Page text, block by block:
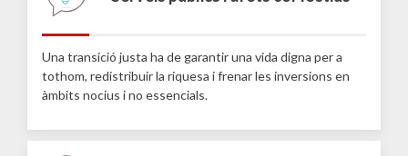
Una transició justa ha de garantir una vida digna per a
tothom, redistribuir la riquesa i frenar les inversions en
àmbits nocius i no essencials.